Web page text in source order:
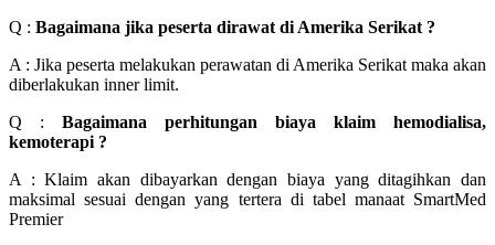
Q : Bagaimana jika peserta dirawat di Amerika Serikat ?
A : Jika peserta melakukan perawatan di Amerika Serikat maka akan
diberlakukan inner limit.
Q : Bagaimana perhitungan biaya klaim hemodialisa,
kemoterapi ?
A : Klaim akan dibayarkan dengan biaya yang ditagihkan dan
maksimal sesuai dengan yang tertera di tabel manaat SmartMed
Premier